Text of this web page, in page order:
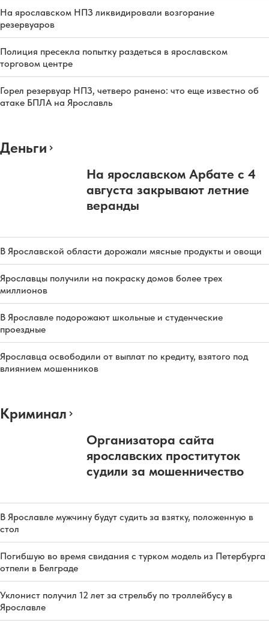
На ярославском НПЗ ликвидировали возгорание
резервуаров
Полиция пресекла попытку раздеться в ярославском
торговом центре
Горел резервуар НПЗ, четверо ранено: что еще известно об
атаке БПЛА на Ярославль
Деньги
На ярославском Арбате с 4
августа закрывают летние
веранды
В Ярославской области дорожали мясные продукты и овощи
Ярославцы получили на покраску домов более трех
миллионов
В Ярославле подорожают школьные и студенческие
проездные
Ярославца освободили от выплат по кредиту, взятого под
влиянием мошенников
Криминал
Организатора сайта
ярославских проституток
судили за мошенничество
В Ярославле мужчину будут судить за взятку, положенную в
стол
Погибшую во время свидания с турком модель из Петербурга
отпели в Белграде
Уклонист получил 12 лет за стрельбу по троллейбусу в
Ярославле